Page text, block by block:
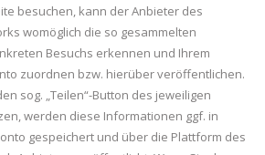
besuchen, kann der Anbieter des
womöglich die so gesammelten
Besuchs erkennen und Ihrem
zuordnen bzw. hierüber veröffentlichen.
sog. „Teilen“-Button des jeweiligen
werden diese Informationen ggf. in
gespeichert und über die Plattform des